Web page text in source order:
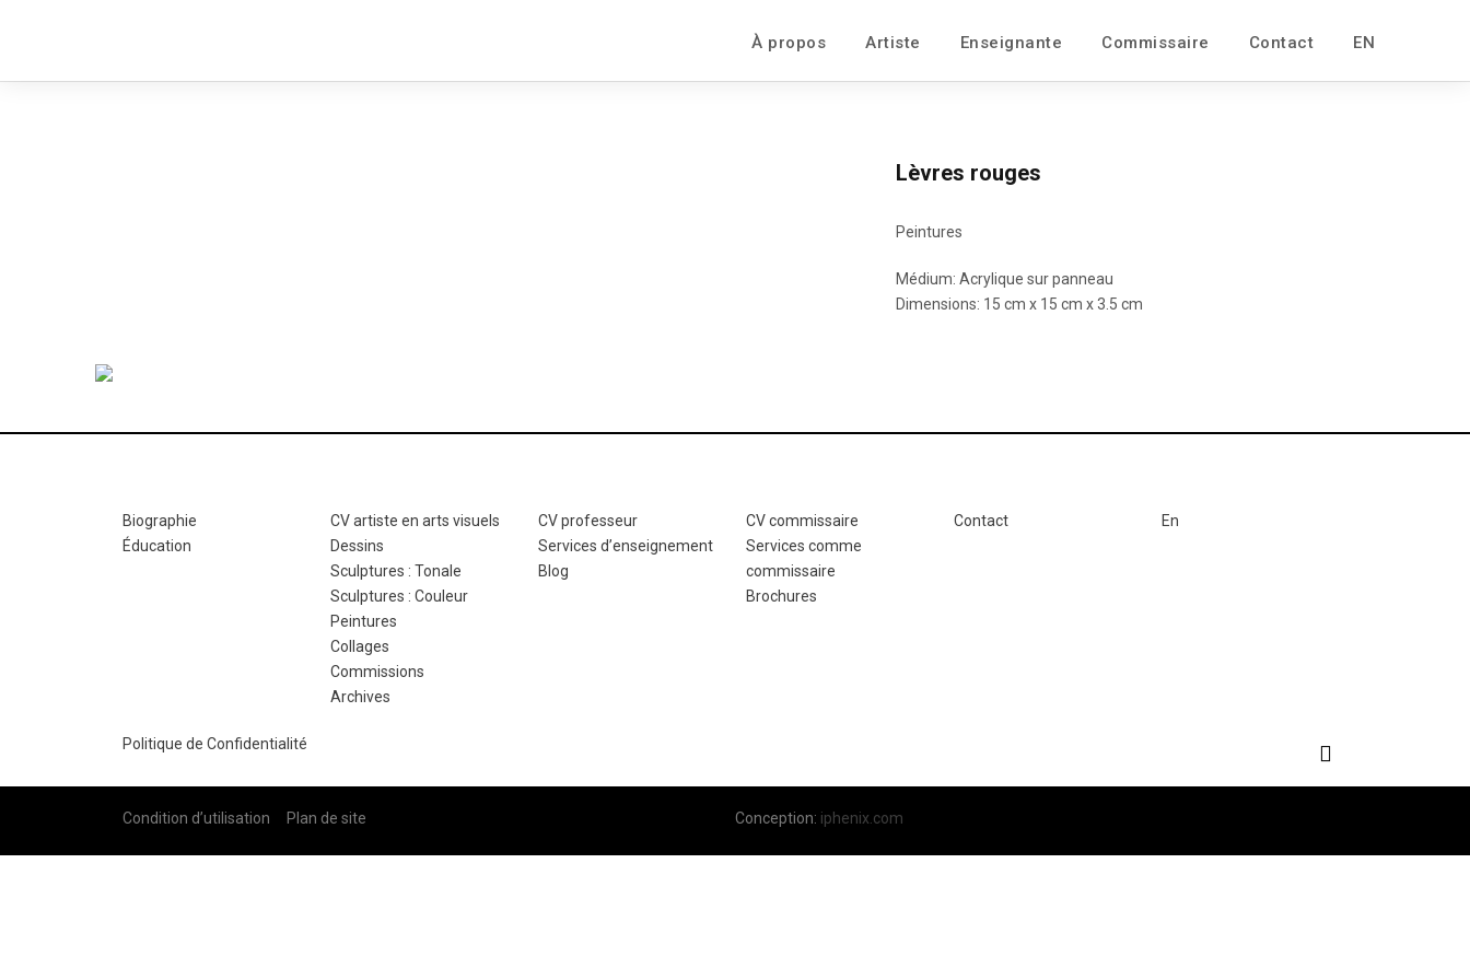
À propos Artiste Enseignante Commissaire Contact EN
Lèvres rouges
Peintures
Médium: Acrylique sur panneau
Dimensions: 15 cm x 15 cm x 3.5 cm
Biographie
Éducation
CV artiste en arts visuels
Dessins
Sculptures : Tonale
Sculptures : Couleur
Peintures
Collages
Commissions
Archives
CV professeur
Services d’enseignement
Blog
CV commissaire
Services comme
commissaire
Brochures
Contact En
Politique de Confidentialité
Condition d’utilisation Plan de site Conception: iphenix.com